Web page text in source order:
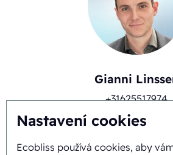
Nastavení cookies
Ecobliss používá cookies, aby
Gianni
+31625517974